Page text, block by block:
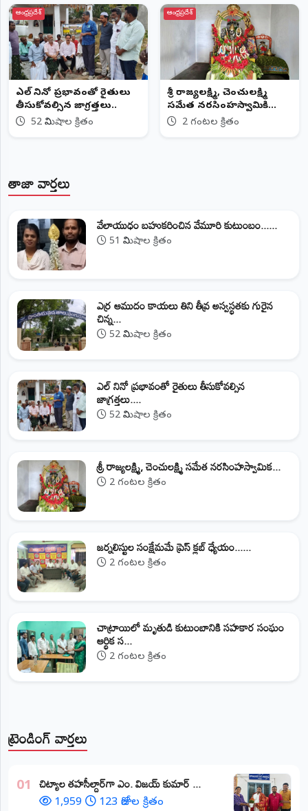
ట్రెండింగ్ వార్తలు
01 ​చిట్యాల తహసీల్దార్‌గా ఎం. విజయ్ కుమార్ ...
1,959 123 రోజుల క్రితం
ఆంధ్రప్రదేశ్
ఎల్ నినో ప్రభావంతో రైతులు
తీసుకోవల్సిన జాగ్రత్తలు..
52 నిమిషాల క్రితం
ఆంధ్రప్రదేశ్
శ్రీ రాజ్యలక్ష్మి, చెంచులక్ష్మి
సమేత నరసింహస్వామికి
శాకాంబరి అలంకరణ
2 గంటల క్రితం
తాజా వార్తలు
వేలాయుధం బహుకరించిన వేమూరి కుటుంబం......
51 నిమిషాల క్రితం
ఎర్ర ఆముదం కాయలు తిని తీవ్ర అస్వస్థతకు గురైన
చిన్న...
52 నిమిషాల క్రితం
ఎల్ నినో ప్రభావంతో రైతులు తీసుకోవల్సిన
జాగ్రత్తలు....
52 నిమిషాల క్రితం
శ్రీ రాజ్యలక్ష్మి, చెంచులక్ష్మి సమేత నరసింహస్వామిక...
2 గంటల క్రితం
జర్నలిస్టుల సంక్షేమమే ప్రెస్ క్లబ్ ధ్యేయం......
2 గంటల క్రితం
చాట్రాయిలో మృతుడి కుటుంబానికి సహకార సంఘం
ఆర్థిక స...
2 గంటల క్రితం